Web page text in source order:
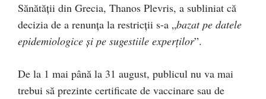
Sănătății din Grecia, Thanos Plevris, a subliniat că
decizia de a renunța la restricții s-a „bazat pe datele
epidemiologice și pe sugestiile experților”.
De la 1 mai până la 31 august, publicul nu va mai
trebui să prezinte certificate de vaccinare sau de